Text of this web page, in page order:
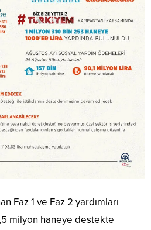
Faz 1 ve Faz 2 yardımları
milyon haneye destekte